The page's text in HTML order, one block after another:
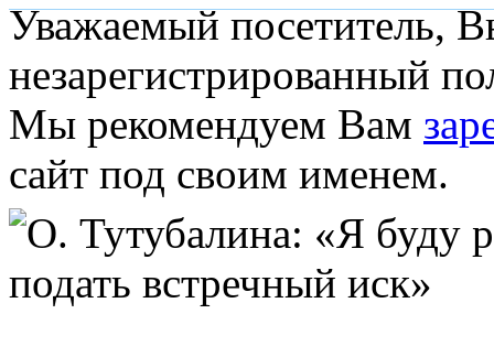
Уважаемый посетитель,
незарегистрированный
Мы рекомендуем Вам
сайт под своим именем.